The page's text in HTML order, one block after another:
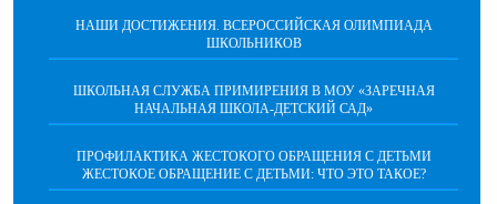
НАШИ ДОСТИЖЕНИЯ. ВСЕРОССИЙСКАЯ ОЛИМПИАДА
ШКОЛЬНИКОВ
ШКОЛЬНАЯ СЛУЖБА ПРИМИРЕНИЯ В МОУ «ЗАРЕЧНАЯ
НАЧАЛЬНАЯ ШКОЛА-ДЕТСКИЙ САД»
ПРОФИЛАКТИКА ЖЕСТОКОГО ОБРАЩЕНИЯ С ДЕТЬМИ
ЖЕСТОКОЕ ОБРАЩЕНИЕ С ДЕТЬМИ: ЧТО ЭТО ТАКОЕ?